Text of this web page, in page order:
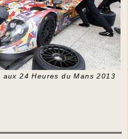
24 Heures du Mans 2013